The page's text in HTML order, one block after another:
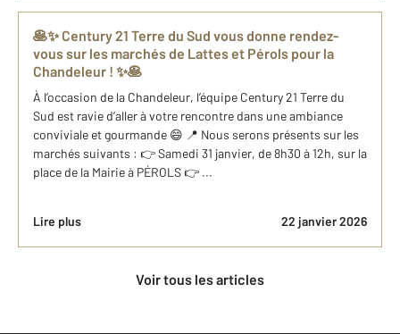
🥞✨ Century 21 Terre du Sud vous donne rendez-
vous sur les marchés de Lattes et Pérols pour la
Chandeleur ! ✨🥞
À l’occasion de la Chandeleur, l’équipe Century 21 Terre du
Sud est ravie d’aller à votre rencontre dans une ambiance
conviviale et gourmande 😄 📍 Nous serons présents sur les
marchés suivants : 👉 Samedi 31 janvier, de 8h30 à 12h, sur la
place de la Mairie à PÉROLS 👉 ...
Lire plus 22 janvier 2026
Voir tous les articles